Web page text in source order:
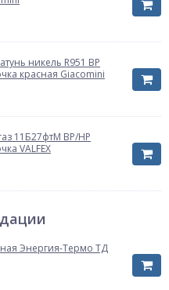
прокладки.
Водоснабжение,
Отопление,
пункты,
Санитарные
никель R951 ВР
красная Giacomini
11Б27фтМ ВР/НР
VALFEX
Энергия-Термо ТД